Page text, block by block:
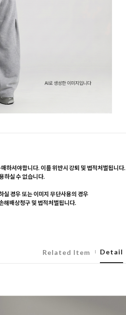
하셔야합니다. 이를 위반시 강퇴 및 법적처벌됩니다.
하실 수 없습니다.
실 경우 또는 이미지 무단사용의 경우
해배상청구 및 법적처벌됩니다.
Related Item Detail